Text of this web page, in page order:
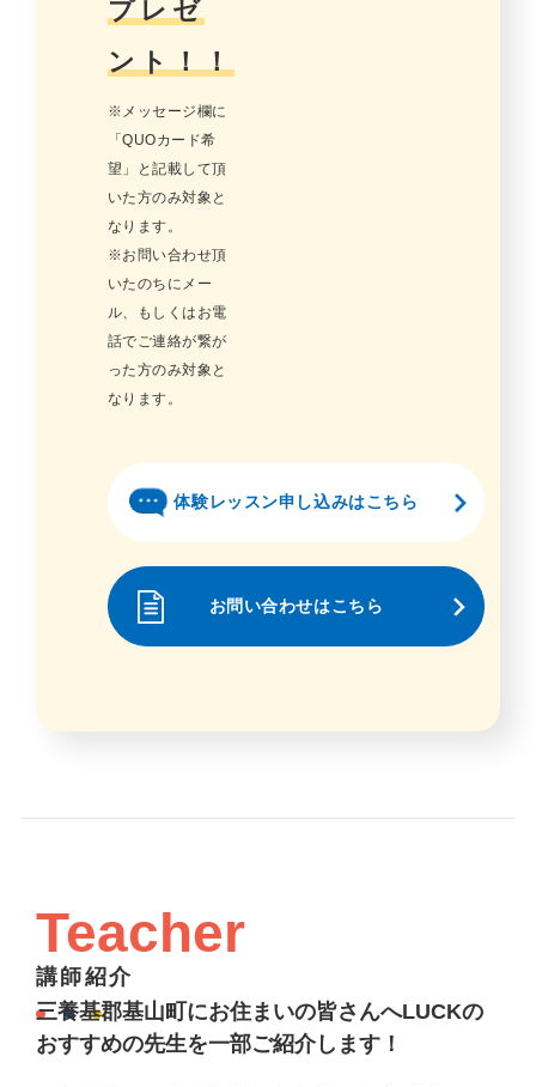
プレゼ
ント！！
※メッセージ欄に
「QUOカード希
望」と記載して頂
いた方のみ対象と
なります。
※お問い合わせ頂
いたのちにメー
ル、もしくはお電
話でご連絡が繋が
った方のみ対象と
なります。
体験レッスン申し込みはこちら
お問い合わせはこちら
Teacher
講師紹介
三養基郡基山町にお住まいの皆さんへLUCKの
おすすめの先生を一部ご紹介します！